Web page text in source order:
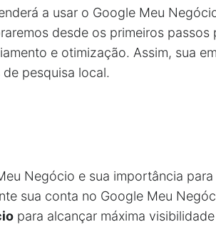
a usar o Google Meu
desde os primeiros
e otimização. Assim, sua
pesquisa local.
Negócio e sua importância
sua conta no Google Meu
para alcançar máxima visibilidade